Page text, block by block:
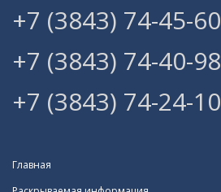
+7 (3843) 74-45-60
+7 (3843) 74-40-98
+7 (3843) 74-24-10
Главная